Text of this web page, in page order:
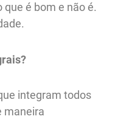
é bom e não é.
integram todos
maneira